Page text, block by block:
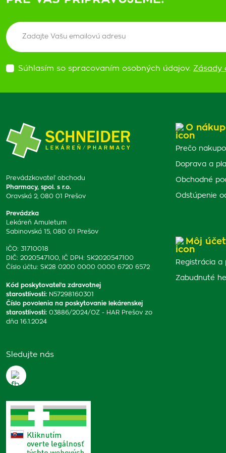
Súhlasím so spracovaním osobných údajov. Zásady
Prevádzkovateľ obchodu
Pharmacy, spol. s r.o.
Oravská 2, 080 01 Prešov
Prevádzka
Lekáreň Amuletum
Sabinovská 15, 080 01 Prešov
IČO: 31710018
DIČ: 2020547100, IČ DPH: SK2020547100
Číslo účtu: SK28 0200 0000 0000 6720 6572
Kód poskytovateľa zdravotnej
starostlivosti: N57298160301
Číslo povolenia na poskytovanie lekárenskej
starostlivosti: 03886/2024/OZ - HAR Prešov zo
dňa 16.1.2024
Sledujte nás
O
Prečo
Doprava a
Obchodné
Odstúpenie
Môj účet
Registrácia a
Zabudnuté